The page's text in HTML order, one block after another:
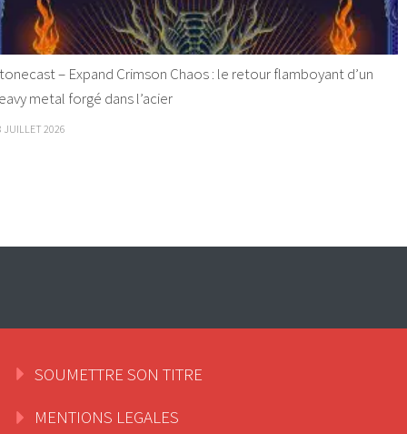
– Expand Crimson Chaos : le retour flamboyant d’un
metal forgé dans l’acier
JUILLET 2026
SOUMETTRE SON TITRE
MENTIONS LEGALES